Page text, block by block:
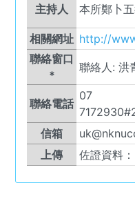
主持人 本所鄭卜
相關網址 http://
聯絡窗口
*
聯絡人: 洪
聯絡電話
07
信箱
上傳
佐證資料：